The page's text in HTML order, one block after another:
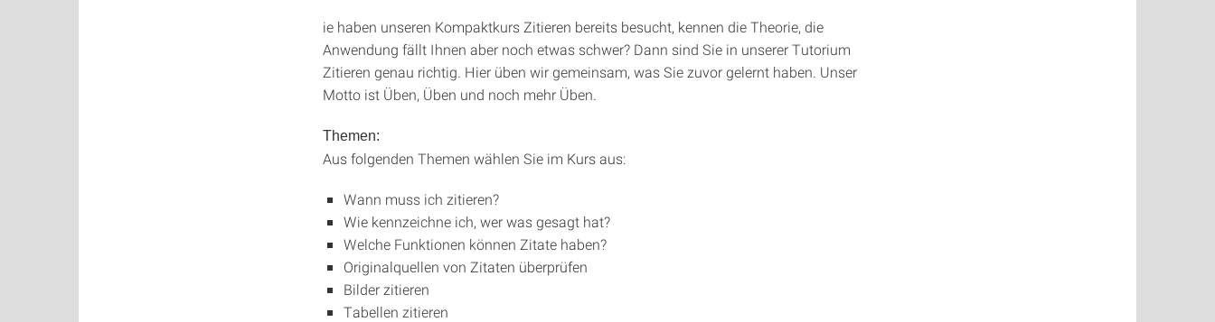
ie haben unseren Kompaktkurs Zitieren bereits besucht, kennen die Theorie, die
Anwendung fällt Ihnen aber noch etwas schwer? Dann sind Sie in unserer Tutorium
Zitieren genau richtig. Hier üben wir gemeinsam, was Sie zuvor gelernt haben. Unser
Motto ist Üben, Üben und noch mehr Üben.
Themen:
Aus folgenden Themen wählen Sie im Kurs aus:
Wann muss ich zitieren?
Wie kennzeichne ich, wer was gesagt hat?
Welche Funktionen können Zitate haben?
Originalquellen von Zitaten überprüfen
Bilder zitieren
Tabellen zitieren